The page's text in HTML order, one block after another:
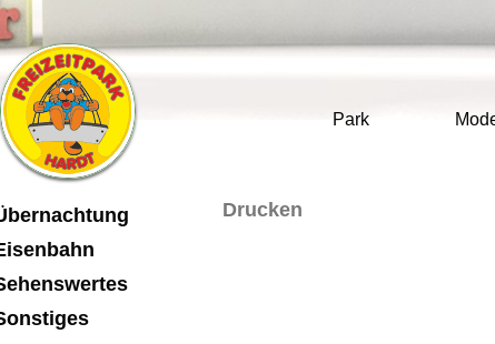
Navigation
überspringen
Park
Drucken